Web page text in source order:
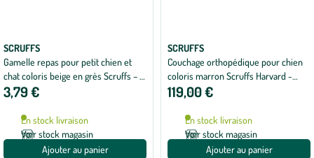
SCRUFFS
Gamelle repas pour petit chien et
chat coloris beige en grès Scruffs – 13
x 13 x 5 cm
3,79 €
En stock livraison
Voir stock magasin
Ajouter au panier
SCRUFFS
Couchage orthopédique pour chien
coloris marron Scruffs Harvard -
Taille XXL 110 x 82 x 22 cm
119,00 €
En stock livraison
Voir stock magasin
Ajouter au panier